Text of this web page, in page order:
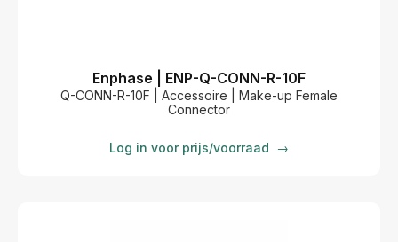
Enphase | ENP-Q-CONN-R-10F
Q-CONN-R-10F | Accessoire | Make-up Female
Connector
Log in voor prijs/voorraad →